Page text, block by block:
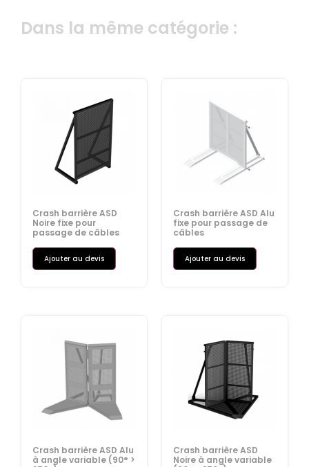
Dans la même catégorie :
Crash barrière ASD
Noire fixe pour
passage de câbles
Ajouter au devis
Crash barrière ASD Alu
fixe pour passage de
câbles
Ajouter au devis
Crash barrière ASD Alu
à angle variable (90° >
Crash barrière ASD
Noire à angle variable